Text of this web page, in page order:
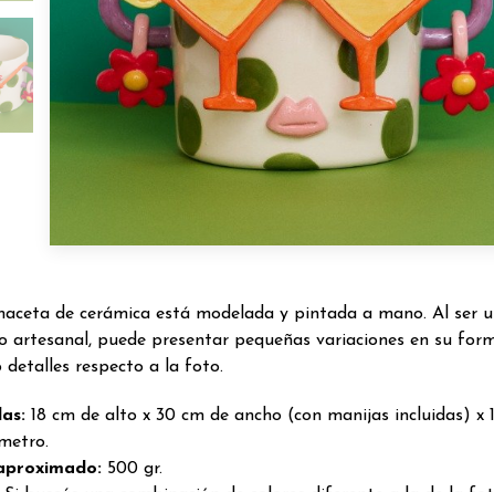
de cerámica está modelada y pintada a mano. Al ser
artesanal, puede presentar pequeñas variaciones en su
detalles respecto a la foto.
18 cm de alto x 30 cm de ancho (con manijas incluidas) x
500 gr.